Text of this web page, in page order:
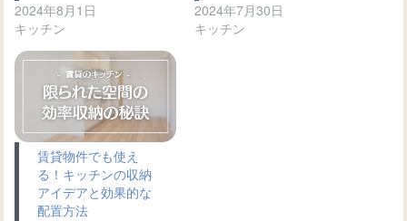
2024年8月1日
キッチン
2024年7月30日
キッチン
賃貸物件でも使え
る！キッチンの収納
アイデアと効果的な
配置方法